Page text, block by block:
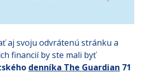
aj svoju odvrátenú stránku a
financií by ste mali byť
denníka The Guardian 71